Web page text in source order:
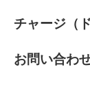
チャージ（
お問い合わ